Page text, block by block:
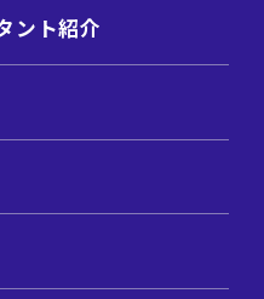
ント紹介